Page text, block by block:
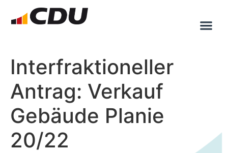
Interfraktioneller
Antrag: Verkauf
Gebäude Planie
20/22